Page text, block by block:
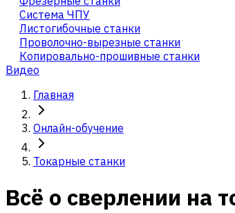
Система ЧПУ
Листогибочные станки
Проволочно-вырезные станки
Копировально-прошивные станки
Видео
Главная
Онлайн-обучение
Токарные станки
Всё о сверлении на